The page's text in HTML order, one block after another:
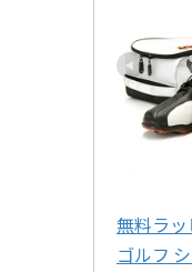
無料ラッ
ゴルフ